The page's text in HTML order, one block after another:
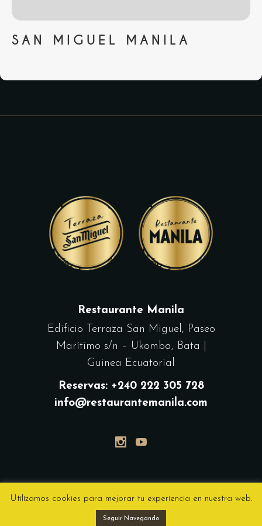
SAN MIGUEL MANILA
Restaurante Manila
Edificio Terraza San Miguel, Paseo
Marítimo s/n – Ukomba, Bata |
Guinea Ecuatorial
Reservas: +240 222 305 728
info@restaurantemanila.com
Utilizamos cookies para mejorar tu experiencia en nuestra web.
Seguir Navegando